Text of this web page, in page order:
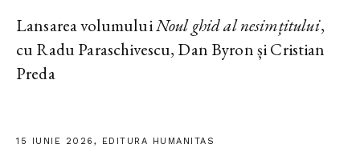
Lansarea volumuluiNoul ghid al nesimțitului,
cu Radu Paraschivescu, Dan Byron și Cristian
Preda
15 IUNIE 2026, EDITURA HUMANITAS